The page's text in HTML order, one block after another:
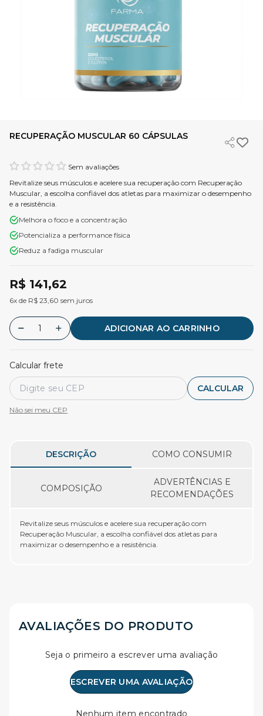
RECUPERAÇÃO MUSCULAR 60 CÁPSULAS
Sem avaliações
Revitalize seus músculos e acelere sua recuperação com Recuperação
Muscular, a escolha confiável dos atletas para maximizar o desempenho
e a resistência.
Melhora o foco e a concentração
Potencializa a performance física
Reduz a fadiga muscular
R$ 141,62
6x de R$ 23,60 sem juros
ADICIONAR AO CARRINHO
Calcular frete
CALCULAR
Não sei meu CEP
DESCRIÇÃO COMO CONSUMIR
COMPOSIÇÃO
ADVERTÊNCIAS E
RECOMENDAÇÕES
Revitalize seus músculos e acelere sua recuperação com
Recuperação Muscular, a escolha confiável dos atletas para
maximizar o desempenho e a resistência.
AVALIAÇÕES DO PRODUTO
Seja o primeiro a escrever uma avaliação
ESCREVER UMA AVALIAÇÃO
Nenhum item encontrado